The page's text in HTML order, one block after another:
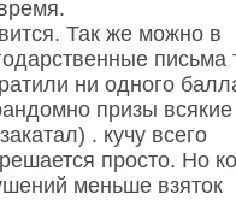
Так же можно в
письма
ни одного
призы всякие
. кучу всего
просто. Но
меньше взяток